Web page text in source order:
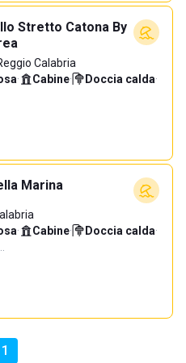
Stretto Catona By
Calabria
· Cabine· Doccia calda·
Marina
· Cabine· Doccia calda·
1